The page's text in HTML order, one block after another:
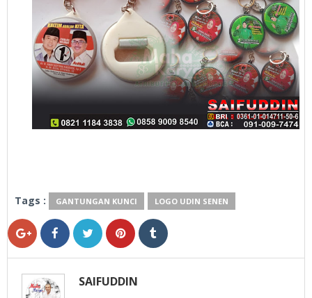
Tags : GANTUNGAN KUNCI LOGO UDIN SENEN
SAIFUDDIN